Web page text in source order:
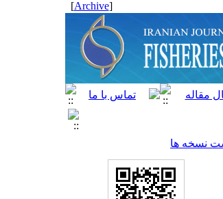
[
Archive
]
نسخه ها